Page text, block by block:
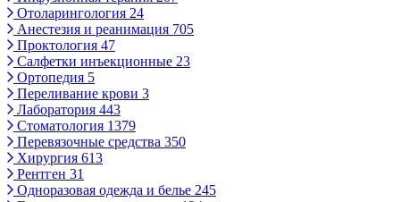
Отоларингология 24
Анестезия и реанимация 705
Проктология 47
Салфетки инъекционные 23
Ортопедия 5
Переливание крови 3
Лаборатория 443
Стоматология 1379
Перевязочные средства 350
Хирургия 613
Рентген 31
Одноразовая одежда и белье 245